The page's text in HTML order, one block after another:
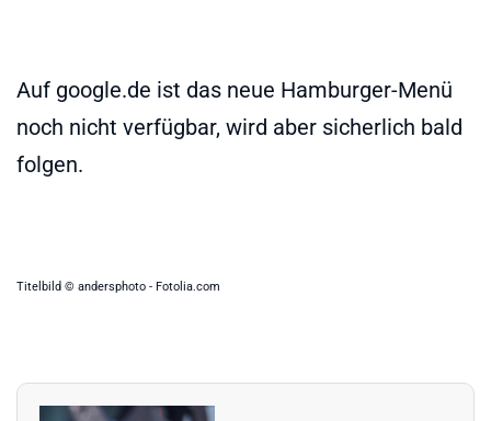
Auf google.de ist das neue Hamburger-Menü
noch nicht verfügbar, wird aber sicherlich bald
folgen.
Titelbild © andersphoto - Fotolia.com